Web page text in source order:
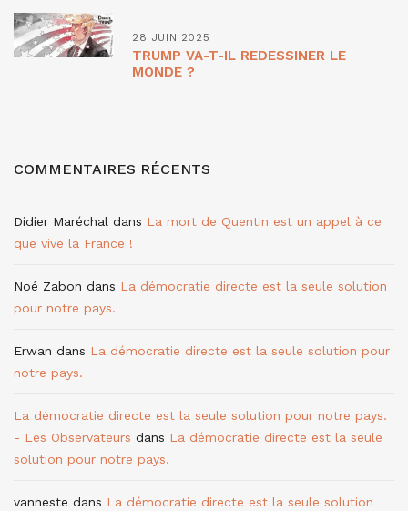
28 JUIN 2025
TRUMP VA-T-IL REDESSINER LE
MONDE ?
COMMENTAIRES RÉCENTS
Didier Maréchal dans La mort de Quentin est un appel à ce
que vive la France !
Noé Zabon dans La démocratie directe est la seule solution
pour notre pays.
Erwan dans La démocratie directe est la seule solution pour
notre pays.
La démocratie directe est la seule solution pour notre pays.
- Les Observateurs dans La démocratie directe est la seule
solution pour notre pays.
vanneste dans La démocratie directe est la seule solution